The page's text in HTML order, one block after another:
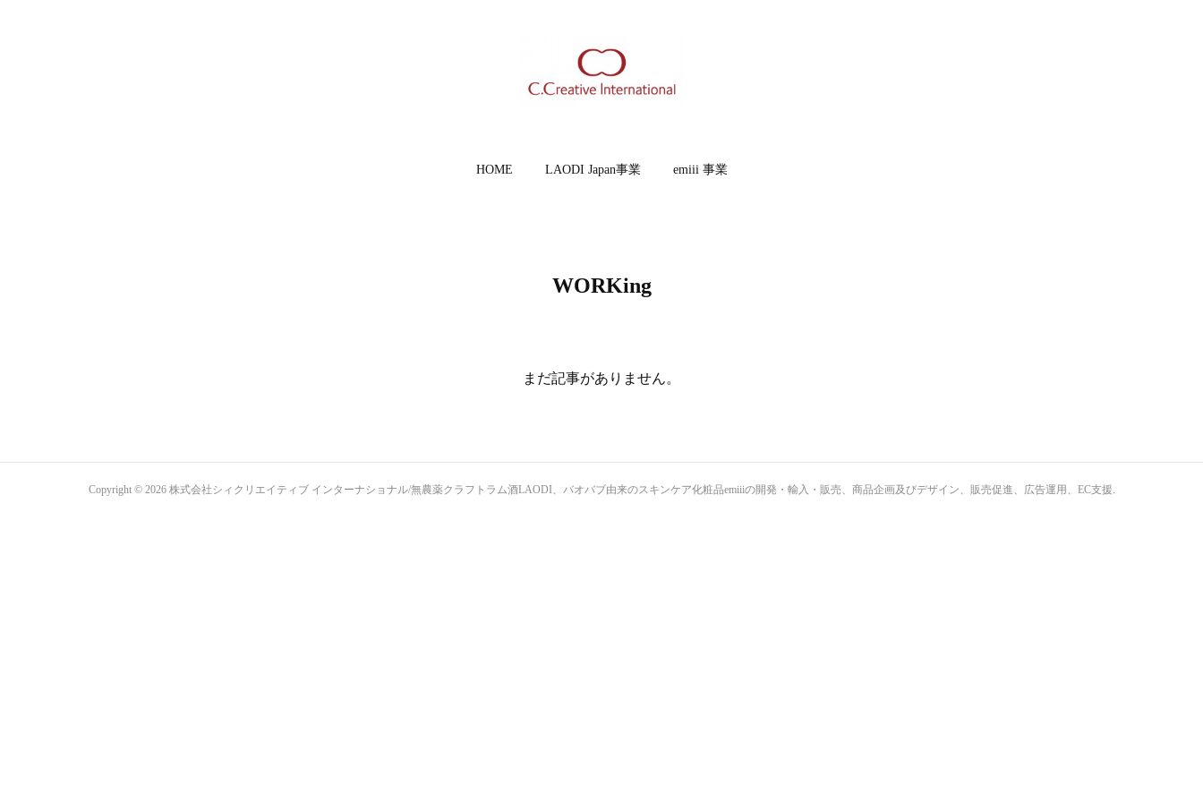
HOME LAODI Japan事業 emiii 事業
WORKing
まだ記事がありません。
Copyright © 2026 株式会社シィクリエイティブ インターナショナル/無農薬クラフトラム酒LAODI、バオバブ由来のスキンケア化粧品emiiiの開発・輸入・販売、商品企画及びデザイン、販売促進、広告運用、EC支援.